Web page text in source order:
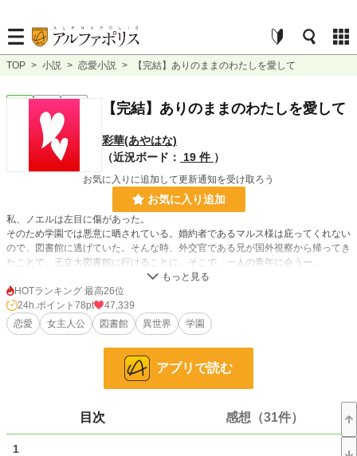
TOP > 小説 > 恋愛小説 > 【完結】ありのままのわたしを愛して
完結 長編 【完結】ありのままのわたしを愛して
彩華(あやはな)
（近況ボード：
19 件 ）
お気に入りに追加して更新通知を受け取ろう
お気に入り追加
私、ノエルは左目に傷があった。
そのため学園では悪意に晒されている。婚約者であるマルス様は庇ってくれない
ので、図書館に逃げていた。そんな時、外交官である兄が国外視察から帰ってき
たことで、王立大図書館に行けることに。そこで、一人の青年に会うー。
私は好きなことをしてはいけないの？傷があってはいけないの？
自分が自分らしくあるために私は動き出すー。ありのままでいいよね？
小説 12,400 位 / 228,619 件
5,522 位 / 66,320 件
78 pt
文字数 104,799
HOTランキング 最高26位
24h.ポイント 78pt
47,339
恋愛
女主人公 図書館 異世界 学園
アプリで読む
目次 感想（31件）
1